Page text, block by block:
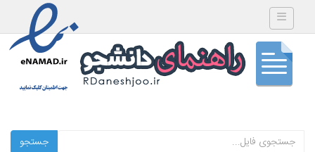
Toggle navigation
جستجو